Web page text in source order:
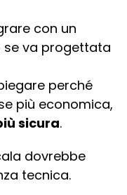
con un
se va progettata
perché
più economica,
sicura.
dovrebbe
tecnica.